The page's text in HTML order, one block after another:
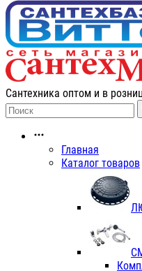
Сантехника оптом и в
Главная
Каталог товаров